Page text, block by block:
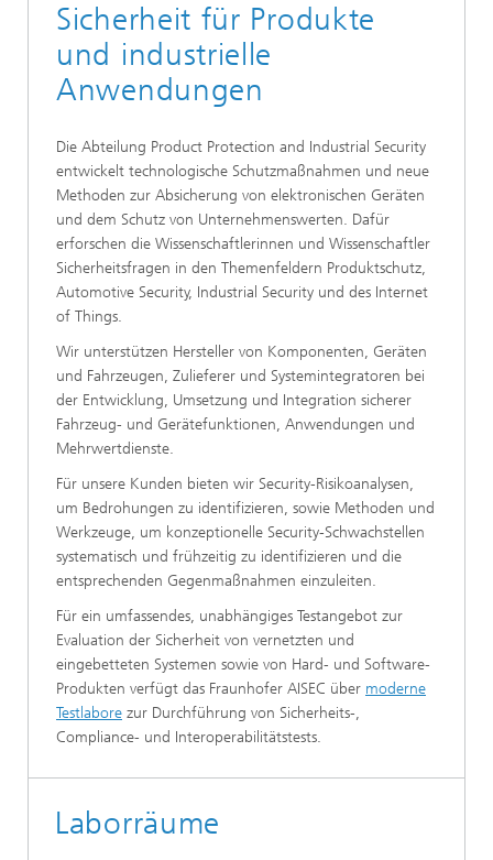
Sicherheit für Produkte
und industrielle
Anwendungen
Die Abteilung Product Protection and Industrial Security
entwickelt technologische Schutzmaßnahmen und neue
Methoden zur Absicherung von elektronischen Geräten
und dem Schutz von Unternehmenswerten. Dafür
erforschen die Wissenschaftlerinnen und Wissenschaftler
Sicherheitsfragen in den Themenfeldern Produktschutz,
Automotive Security, Industrial Security und des Internet
of Things.
Wir unterstützen Hersteller von Komponenten, Geräten
und Fahrzeugen, Zulieferer und Systemintegratoren bei
der Entwicklung, Umsetzung und Integration sicherer
Fahrzeug- und Gerätefunktionen, Anwendungen und
Mehrwertdienste.
Für unsere Kunden bieten wir Security-Risikoanalysen,
um Bedrohungen zu identifizieren, sowie Methoden und
Werkzeuge, um konzeptionelle Security-Schwachstellen
systematisch und frühzeitig zu identifizieren und die
entsprechenden Gegenmaßnahmen einzuleiten.
Für ein umfassendes, unabhängiges Testangebot zur
Evaluation der Sicherheit von vernetzten und
eingebetteten Systemen sowie von Hard- und Software-
Produkten verfügt das Fraunhofer AISEC über moderne
Testlabore zur Durchführung von Sicherheits-,
Compliance- und Interoperabilitätstests.
Laborräume